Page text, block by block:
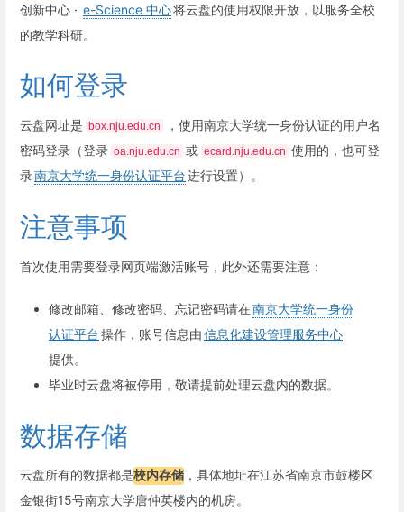
创新中心 · e-Science 中心将云盘的使用权限开放，以服务全校
的教学科研。
如何登录
云盘网址是 box.nju.edu.cn
，使用南京大学统一身份认证的用户名
密码登录（登录 oa.nju.edu.cn 或 ecard.nju.edu.cn 使用的，也可登
录南京大学统一身份认证平台进行设置）。
注意事项
首次使用需要登录网页端激活账号，此外还需要注意：
修改邮箱、修改密码、忘记密码请在南京大学统一身份
认证平台操作，账号信息由信息化建设管理服务中心
提供。
毕业时云盘将被停用，敬请提前处理云盘内的数据。
数据存储
云盘所有的数据都是校内存储 ，具体地址在江苏省南京市鼓楼区
金银街15号南京大学唐仲英楼内的机房。